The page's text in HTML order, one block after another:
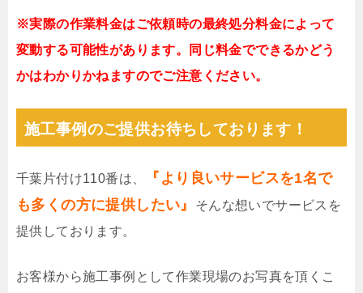
※実際の作業料金はご依頼時の最終処分料金によって
変動する可能性があります。同じ料金でできるかどう
かはわかりかねますのでご注意ください。
施工事例のご提供お待ちしております！
千葉片付け110番は、
『より良いサービスを1名で
も多くの方に提供したい』
そんな想いでサービスを
提供しております。
お客様から施工事例として作業現場のお写真を頂くこ